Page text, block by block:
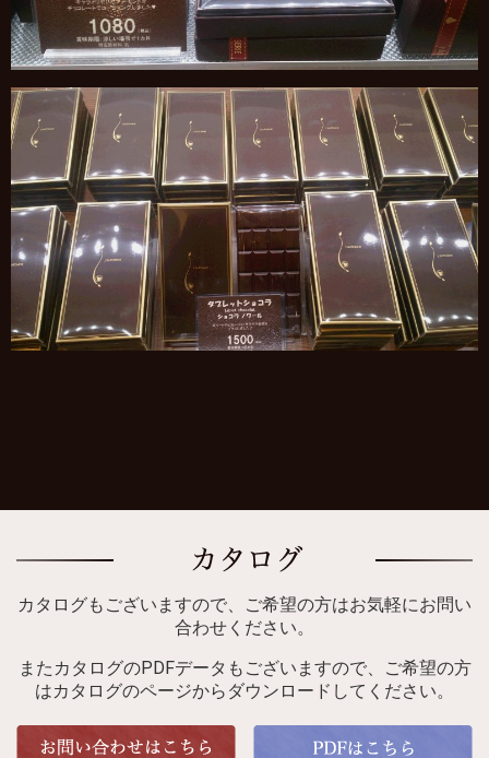
カタログもございますので、ご希望の方はお気軽にお問い
合わせください。
またカタログのPDFデータもございますので、ご希望の方
はカタログのページからダウンロードしてください。